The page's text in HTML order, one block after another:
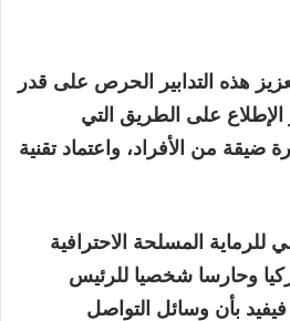
هذه التدابير الحرص على قدر
على الطريق التي
ضيقة من الأفراد، واعتماد تقنية
للرماية المسلحة الاحترافية
وحارسا شخصيا للرئيس
بأن وسائل التواصل